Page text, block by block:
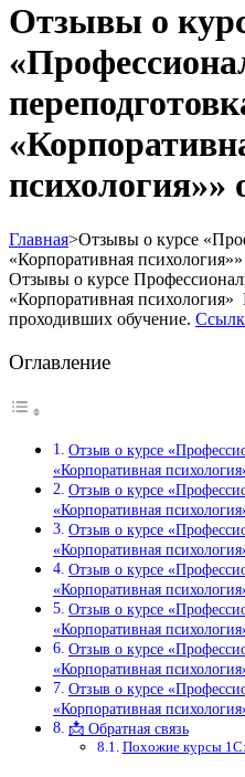
Отзывы о
психология»»
Главная>Отзывы о курсе
«Корпоративная
Отзывы о курсе
«Корпоративная
проходивших обучение.
Оглавление
Отзыв о курсе
«Корпоративная
Отзыв о курсе
«Корпоративная
Отзыв о курсе
«Корпоративная
Отзыв о курсе
«Корпоративная
Отзыв о курсе
«Корпоративная
Отзыв о курсе
«Корпоративная
Отзыв о курсе
«Корпоративная
📩 Обратная связь
Похожие курсы 1С: